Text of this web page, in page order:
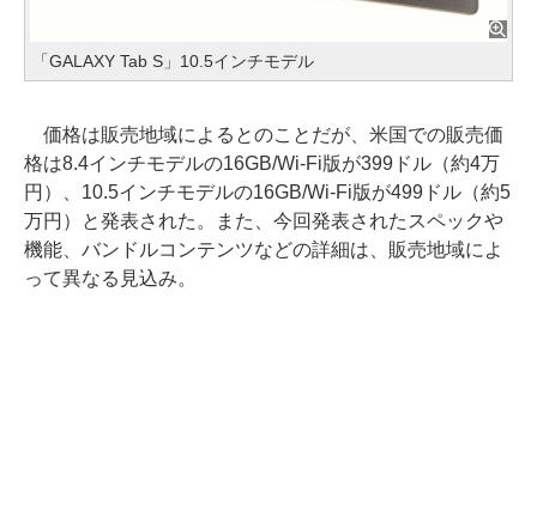
「GALAXY Tab S」10.5インチモデル
価格は販売地域によるとのことだが、米国での販売価
格は8.4インチモデルの16GB/Wi-Fi版が399ドル（約4万
円）、10.5インチモデルの16GB/Wi-Fi版が499ドル（約5
万円）と発表された。また、今回発表されたスペックや
機能、バンドルコンテンツなどの詳細は、販売地域によ
って異なる見込み。